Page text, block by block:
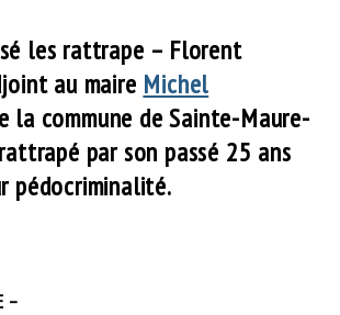
les rattrape – Florent
au maire Michel
la commune de Sainte-Maure-
par son passé 25 ans
pédocriminalité.
–